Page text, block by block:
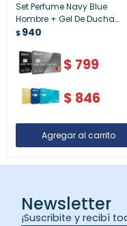
Set Perfume Navy Blue
Hombre + Gel De Ducha
Casap
$940
$ 799
$ 846
Newsletter
¡Suscribite y recibí